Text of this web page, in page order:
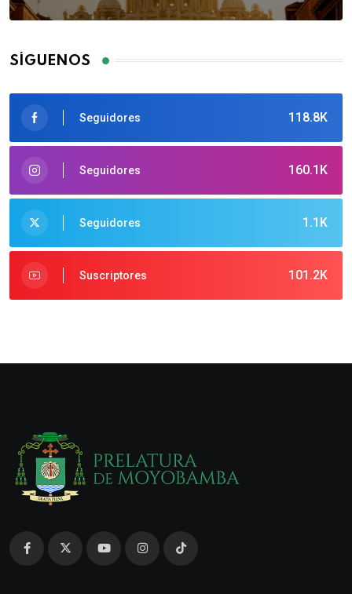
SÍGUENOS
118.8K
Seguidores
160.1K
Seguidores
1.1K
Seguidores
101.2K
Suscriptores